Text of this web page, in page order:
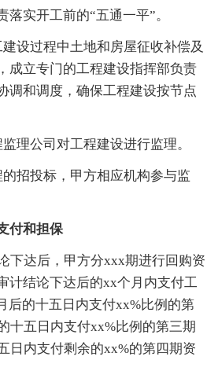
实开工前的“五通一平”。
过程中土地和房屋征收补偿及
成立专门的工程建设指挥部负责
调和调度，确保工程建设按节点
公司对工程建设进行监理。
投标，甲方相应机构参与监
付和担保
达后，甲方分xxx期进行回购资
计结论下达后的xx个月内支付工
后的十五日内支付xx%比例的第
十五日内支付xx%比例的第三期
日内支付剩余的xx%的第四期资